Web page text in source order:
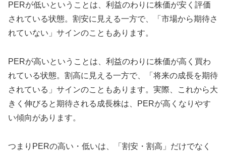
PERが低いということは、利益のわりに株価が安く評価
されている状態。割安に見える一方で、「市場から期待さ
れていない」サインのこともあります。
PERが高いということは、利益のわりに株価が高く買わ
れている状態。割高に見える一方で、「将来の成長を期待
されている」サインのこともあります。実際、これから大
きく伸びると期待される成長株は、PERが高くなりやす
い傾向があります。
つまりPERの高い・低いは、「割安・割高」だけでなく